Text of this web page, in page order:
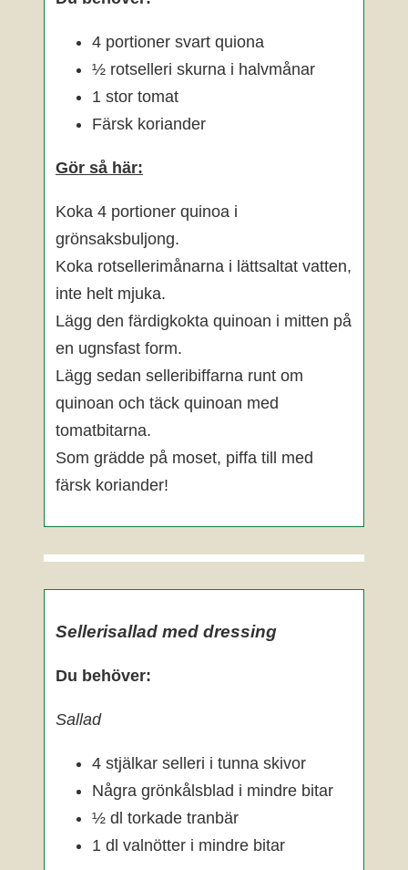
4 portioner svart quiona
½ rotselleri skurna i halvmånar
1 stor tomat
Färsk koriander
Gör så här:
Koka 4 portioner quinoa i
grönsaksbuljong.
Koka rotsellerimånarna i lättsaltat vatten,
inte helt mjuka.
Lägg den färdigkokta quinoan i mitten på
en ugnsfast form.
Lägg sedan selleribiffarna runt om
quinoan och täck quinoan med
tomatbitarna.
Som grädde på moset, piffa till med
färsk koriander!
Sellerisallad med dressing
Du behöver:
Sallad
4 stjälkar selleri i tunna skivor
Några grönkålsblad i mindre bitar
½ dl torkade tranbär
1 dl valnötter i mindre bitar